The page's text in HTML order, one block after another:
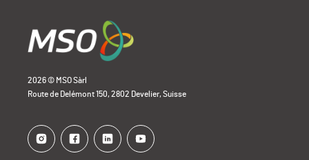
2026 © MSO Sàrl
Route de Delémont 150, 2802 Develier, Suisse